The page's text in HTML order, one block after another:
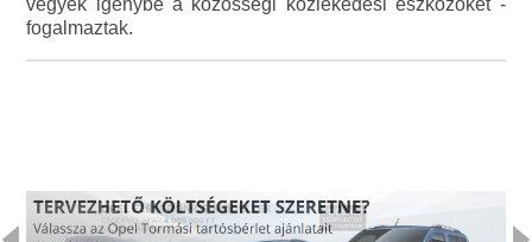
vegyék igénybe a közösségi közlekedési eszközöket -
fogalmaztak.